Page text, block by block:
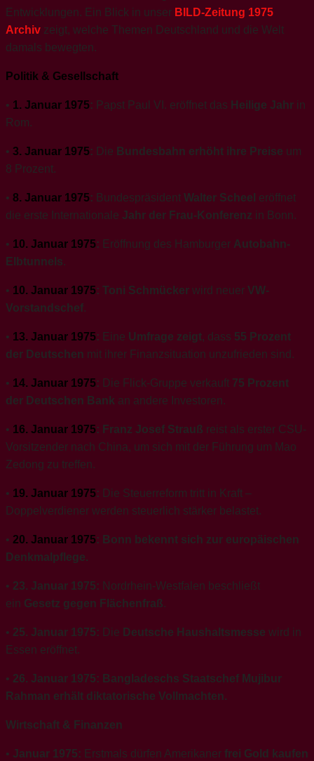
Entwicklungen. Ein Blick in unser BILD-Zeitung 1975
Archiv zeigt, welche Themen Deutschland und die Welt
damals bewegten.
Politik & Gesellschaft
• 1. Januar 1975: Papst Paul VI. eröffnet das Heilige Jahr in
Rom.
• 3. Januar 1975: Die Bundesbahn erhöht ihre Preise um
8 Prozent.
• 8. Januar 1975: Bundespräsident Walter Scheel eröffnet
die erste Internationale Jahr der Frau-Konferenz in Bonn.
• 10. Januar 1975: Eröffnung des Hamburger Autobahn-
Elbtunnels.
• 10. Januar 1975: Toni Schmücker wird neuer VW-
Vorstandschef.
• 13. Januar 1975: Eine Umfrage zeigt, dass 55 Prozent
der Deutschen mit ihrer Finanzsituation unzufrieden sind.
• 14. Januar 1975: Die Flick-Gruppe verkauft 75 Prozent
der Deutschen Bank an andere Investoren.
• 16. Januar 1975: Franz Josef Strauß reist als erster CSU-
Vorsitzender nach China, um sich mit der Führung um Mao
Zedong zu treffen.
• 19. Januar 1975: Die Steuerreform tritt in Kraft –
Doppelverdiener werden steuerlich stärker belastet.
• 20. Januar 1975: Bonn bekennt sich zur europäischen
Denkmalpflege.
• 23. Januar 1975: Nordrhein-Westfalen beschließt
ein Gesetz gegen Flächenfraß.
• 25. Januar 1975: Die Deutsche Haushaltsmesse wird in
Essen eröffnet.
• 26. Januar 1975: Bangladeschs Staatschef Mujibur
Rahman erhält diktatorische Vollmachten.
Wirtschaft & Finanzen
• Januar 1975: Erstmals dürfen Amerikaner frei Gold kaufen